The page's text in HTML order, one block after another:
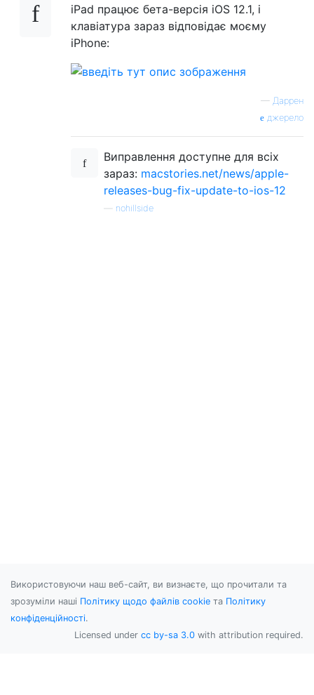
iPad працює бета-версія iOS 12.1, і
клавіатура зараз відповідає моєму
iPhone:
— Даррен
джерело
Виправлення доступне для всіх
зараз: macstories.net/news/apple-
releases-bug-fix-update-to-ios-12
nohillside
Використовуючи наш веб-сайт, ви визнаєте, що прочитали та
зрозуміли наші Політику щодо файлів cookie та Політику
конфіденційності.
Licensed under cc by-sa 3.0 with attribution required.